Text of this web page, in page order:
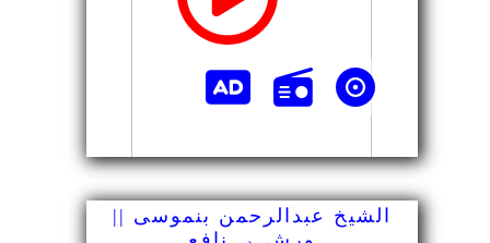
الشيخ عبدالرحمن بنموسى ||